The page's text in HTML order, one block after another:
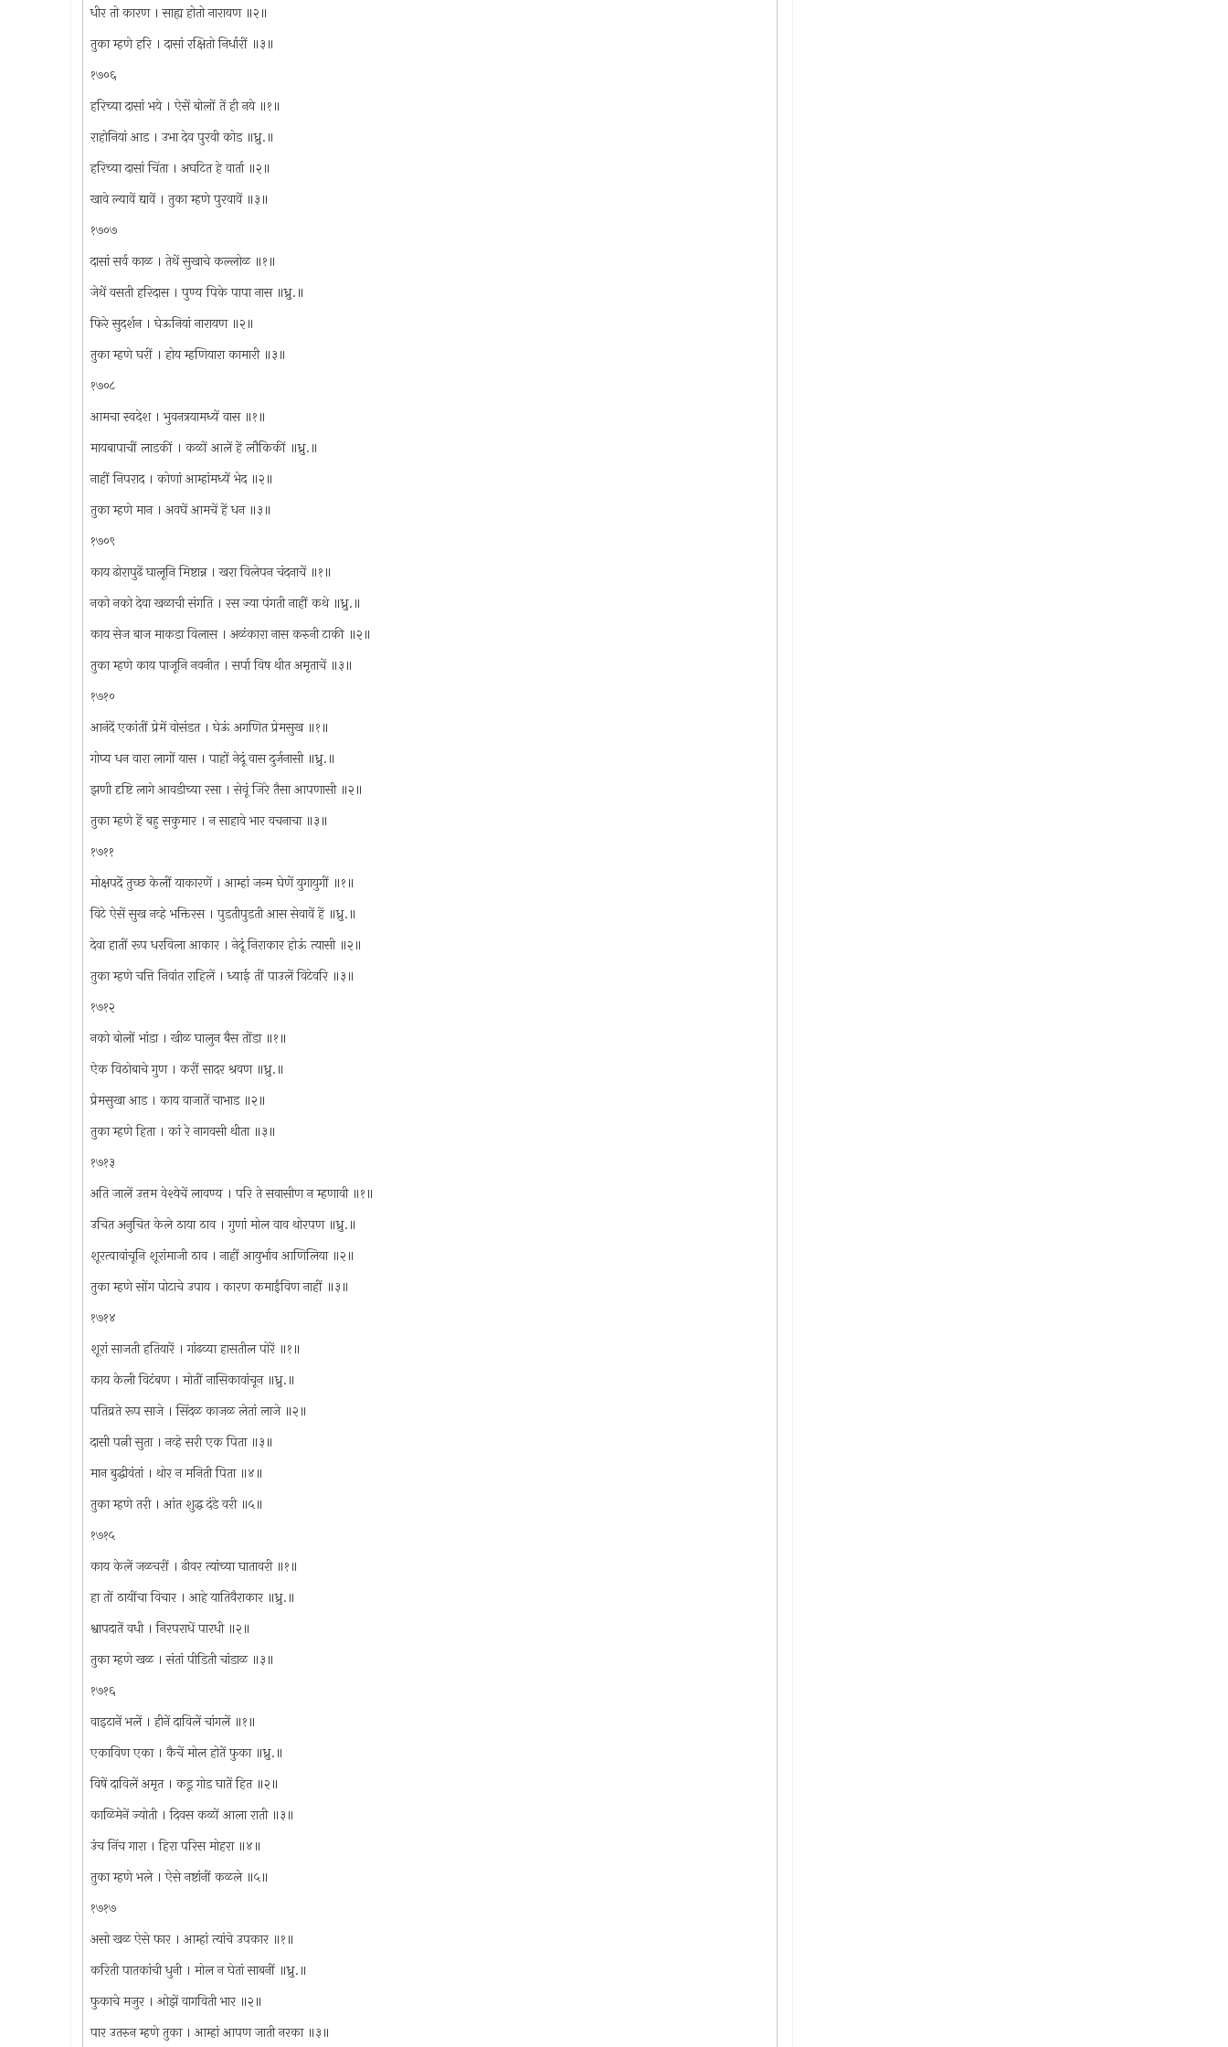
धीर तो कारण । साह्य होतो नारायण ॥२॥
तुका म्हणे हरि । दासां रक्षितो निर्धारीं ॥३॥
१७०६
हरिच्या दासां भये । ऐसें बोलों तें ही नये ॥१॥
राहोनियां आड । उभा देव पुरवी कोड ॥ध्रु.॥
हरिच्या दासां चिंता । अघटित हे वार्ता ॥२॥
खावे ल्यावें द्यावें । तुका म्हणे पुरवावें ॥३॥
१७०७
दासां सर्व काळ । तेथें सुखाचे कल्लोळ ॥१॥
जेथें वसती हरिदास । पुण्य पिके पापा नास ॥ध्रु.॥
फिरे सुदर्शन । घेऊनियां नारायण ॥२॥
तुका म्हणे घरीं । होय म्हणियारा कामारी ॥३॥
१७०८
आमचा स्वदेश । भुवनत्रयामध्यें वास ॥१॥
मायबापाचीं लाडकीं । कळों आलें हें लौकिकीं ॥ध्रु.॥
नाहीं निपराद । कोणां आम्हांमध्यें भेद ॥२॥
तुका म्हणे मान । अवघें आमचें हें धन ॥३॥
१७०९
काय ढोरापुढें घालूनि मिष्टान्न । खरा विलेपन चंदनाचें ॥१॥
नको नको देवा खळाची संगति । रस ज्या पंगती नाहीं कथे ॥ध्रु.॥
काय सेज बाज माकडा विलास । अळंकारा नास करुनी टाकी ॥२॥
तुका म्हणे काय पाजूनि नवनीत । सर्पा विष थीत अमृताचें ॥३॥
१७१०
आनंदें एकांतीं प्रेमें वोसंडत । घेऊं अगणित प्रेमसुख ॥१॥
गोप्य धन वारा लागों यास । पाहों नेदूं वास दुर्जनासी ॥ध्रु.॥
झणी दृष्टि लागे आवडीच्या रसा । सेवूं जिरे तैसा आपणासी ॥२॥
तुका म्हणे हें बहु सकुमार । न साहावे भार वचनाचा ॥३॥
१७११
मोक्षपदें तुच्छ केलीं याकारणें । आम्हां जन्म घेणें युगायुगीं ॥१॥
विटे ऐसें सुख नव्हे भक्तिरस । पुडतीपुडती आस सेवावें हें ॥ध्रु.॥
देवा हातीं रूप धरविला आकार । नेदूं निराकार होऊं त्यासी ॥२॥
तुका म्हणे चत्ति निवांत राहिलें । ध्याई तीं पाउलें विटेवरि ॥३॥
१७१२
नको बोलों भांडा । खीळ घालुन बैस तोंडा ॥१॥
ऐक विठोबाचे गुण । करीं सादर श्रवण ॥ध्रु.॥
प्रेमसुखा आड । काय वाजातें चाभाड ॥२॥
तुका म्हणे हिता । कां रे नागवसी थीता ॥३॥
१७१३
अति जालें उत्तम वेश्येचें लावण्य । परि ते सवासीण न म्हणावी ॥१॥
उचित अनुचित केले ठाया ठाव । गुणां मोल वाव थोरपण ॥ध्रु.॥
शूरत्वावांचूनि शूरांमाजी ठाव । नाहीं आयुर्भाव आणिलिया ॥२॥
तुका म्हणे सोंग पोटाचे उपाय । कारण कमाईंविण नाहीं ॥३॥
१७१४
शूरां साजती हतियारें । गांढव्या हासतील पोरें ॥१॥
काय केली विटंबण । मोतीं नासिकावांचून ॥ध्रु.॥
पतिव्रते रूप साजे । सिंदळ काजळ लेतां लाजे ॥२॥
दासी पत्नी सुता । नव्हे सरी एक पिता ॥३॥
मान बुद्धीवंतां । थोर न मनिती पिता ॥४॥
तुका म्हणे तरी । आंत शुद्ध दंडे वरी ॥५॥
१७१५
काय केलें जळचरीं । ढीवर त्यांच्या घातावरी ॥१॥
हा तों ठायींचा विचार । आहे यातिवैराकार ॥ध्रु.॥
श्वापदातें वधी । निरपराधें पारधी ॥२॥
तुका म्हणे खळ । संतां पीडिती चांडाळ ॥३॥
१७१६
वाइटानें भलें । हीनें दाविलें चांगलें ॥१॥
एकाविण एका । कैचें मोल होतें फुका ॥ध्रु.॥
विषें दाविलें अमृत । कडू गोड घातें हित ॥२॥
काळिमेनें ज्योती । दिवस कळों आला राती ॥३॥
उंच निंच गारा । हिरा परिस मोहरा ॥४॥
तुका म्हणे भले । ऐसे नष्टांनीं कळले ॥५॥
१७१७
असो खळ ऐसे फार । आम्हां त्यांचे उपकार ॥१॥
करिती पातकांची धुनी । मोल न घेतां साबनीं ॥ध्रु.॥
फुकाचे मजुर । ओझें वागविती भार ॥२॥
पार उतरुन म्हणे तुका । आम्हां आपण जाती नरका ॥३॥